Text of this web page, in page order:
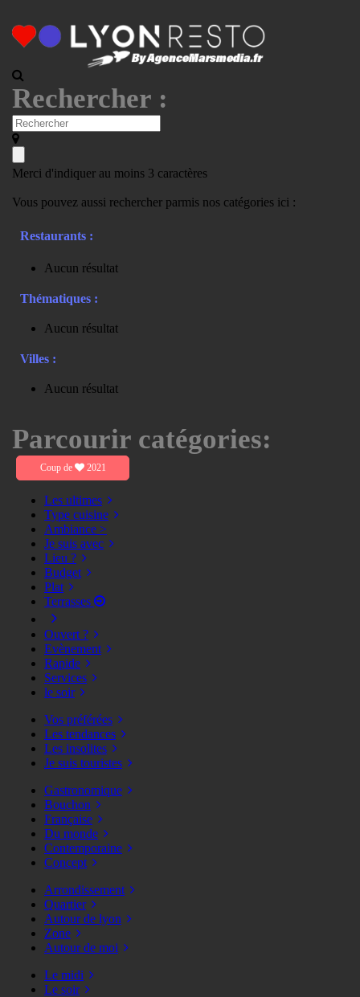
Rechercher :
Merci d'indiquer au moins 3 caractères
Vous pouvez aussi rechercher parmis nos catégories ici :
Restaurants :
Aucun résultat
Thématiques :
Aucun résultat
Villes :
Aucun résultat
Parcourir catégories:
Coup de 2021
Les ultimes
Type cuisine
Ambiance >
Je suis avec
Lieu ?
Budget
Plat
Terrasses
Ouvert ?
Evènement
Rapide
Services
le soir
Vos préférées
Les tendances
Les insolites
Je suis touristes
Gastronomique
Bouchon
Française
Du monde
Contemporaine
Concept
Arrondissement
Quartier
Autour de lyon
Zone
Autour de moi
Le midi
Le soir